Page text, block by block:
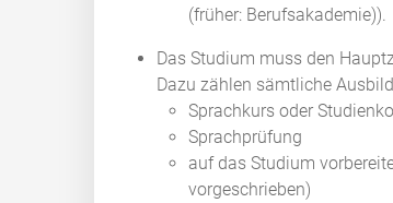
(früher: Berufsakademie)).
Das Studium muss den
Dazu zählen sämtliche
Sprachkurs oder
Sprachprüfung
auf das Studium
vorgeschrieben)